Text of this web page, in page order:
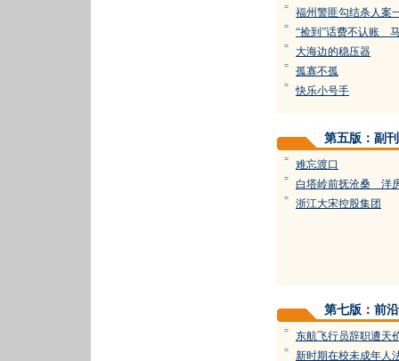
= 福州警匪勾结杀人案
= “捡到”话费不认账
= 大海边的稳压器
= 孤寡不孤
= 快乐小号手
第五版：副刊
= 难忘渡口
= 白塔岭前抚沧桑 洋
= 浙江大宋控股集团
第七版：前沿
= 东航飞行员辞职遭天
= 新时期在校未成年人